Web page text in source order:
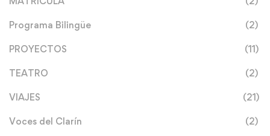
Programa Bilingüe (2)
PROYECTOS (11)
TEATRO (2)
VIAJES (21)
Voces del Clarín (2)